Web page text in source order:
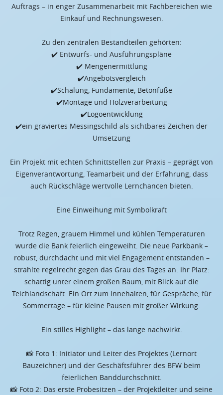
Auftrags – in enger Zusammenarbeit mit Fachbereichen wie
Einkauf und Rechnungswesen.
Zu den zentralen Bestandteilen gehörten:
✔️ Entwurfs- und Ausführungspläne
✔️ Mengenermittlung
✔️Angebotsvergleich
✔️Schalung, Fundamente, Betonfüße
✔️Montage und Holzverarbeitung
✔️Logoentwicklung
✔️ein graviertes Messingschild als sichtbares Zeichen der
Umsetzung
Ein Projekt mit echten Schnittstellen zur Praxis – geprägt von
Eigenverantwortung, Teamarbeit und der Erfahrung, dass
auch Rückschläge wertvolle Lernchancen bieten.
Eine Einweihung mit Symbolkraft
Trotz Regen, grauem Himmel und kühlen Temperaturen
wurde die Bank feierlich eingeweiht. Die neue Parkbank –
robust, durchdacht und mit viel Engagement entstanden –
strahlte regelrecht gegen das Grau des Tages an. Ihr Platz:
schattig unter einem großen Baum, mit Blick auf die
Teichlandschaft. Ein Ort zum Innehalten, für Gespräche, für
Sommertage – für kleine Pausen mit großer Wirkung.
Ein stilles Highlight – das lange nachwirkt.
📸 Foto 1: Initiator und Leiter des Projektes (Lernort
Bauzeichner) und der Geschäftsführer des BFW beim
feierlichen Banddurchschnitt.
📸 Foto 2: Das erste Probesitzen – der Projektleiter und seine